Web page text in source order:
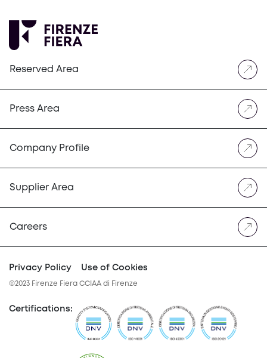
Reserved Area
Press Area
Company Profile
Supplier Area
Careers
Privacy Policy Use of Cookies
©2023 Firenze Fiera CCIAA di Firenze
Certifications: